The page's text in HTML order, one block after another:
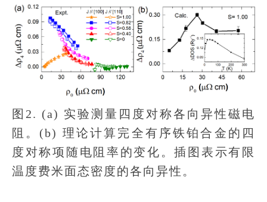
图2. (a) 实验测量四度对称各向异性磁电
阻。(b) 理论计算完全有序铁铂合金的四
度对称项随电阻率的变化。插图表示有限
温度费米面态密度的各向异性。